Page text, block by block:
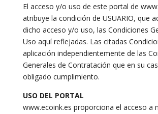
El acceso y/o uso de este portal de
atribuye la condición de USUARIO, que
dicho acceso y/o uso, las Condiciones
Uso aquí reflejadas. Las citadas
aplicación independientemente de las
Generales de Contratación que en su
obligado cumplimiento.
USO DEL PORTAL
www.ecoink.es proporciona el acceso a